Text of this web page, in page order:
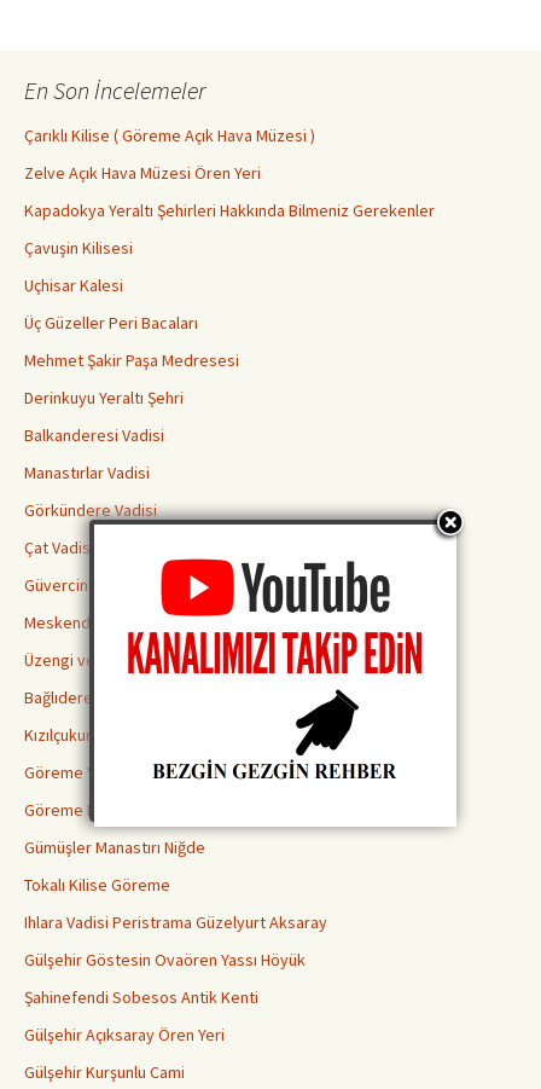
En Son İncelemeler
Çarıklı Kilise ( Göreme Açık Hava Müzesi )
Zelve Açık Hava Müzesi Ören Yeri
Kapadokya Yeraltı Şehirleri Hakkında Bilmeniz Gerekenler
Çavuşin Kilisesi
Uçhisar Kalesi
Üç Güzeller Peri Bacaları
Mehmet Şakir Paşa Medresesi
Derinkuyu Yeraltı Şehri
Balkanderesi Vadisi
Manastırlar Vadisi
Görkündere Vadisi
Çat Vadisi
Güvercinlik Vadisi
Meskendir Vadisi
Üzengi ve Gomeda Vadileri
Bağlıdere Aşk Vadisi
Kızılçukur Vadisi Ortahisar
Göreme Yılanlı Kilisesi
Göreme Karanlık Kilise
Gümüşler Manastırı Niğde
Tokalı Kilise Göreme
Ihlara Vadisi Peristrama Güzelyurt Aksaray
Gülşehir Göstesin Ovaören Yassı Höyük
Şahinefendi Sobesos Antik Kenti
Gülşehir Açıksaray Ören Yeri
Gülşehir Kurşunlu Cami